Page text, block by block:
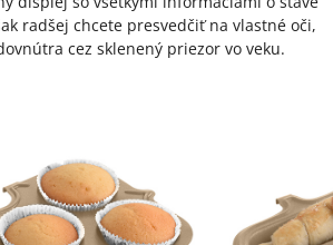
radšej chcete presvedčiť na vlastné oči,
cez sklenený priezor vo veku.